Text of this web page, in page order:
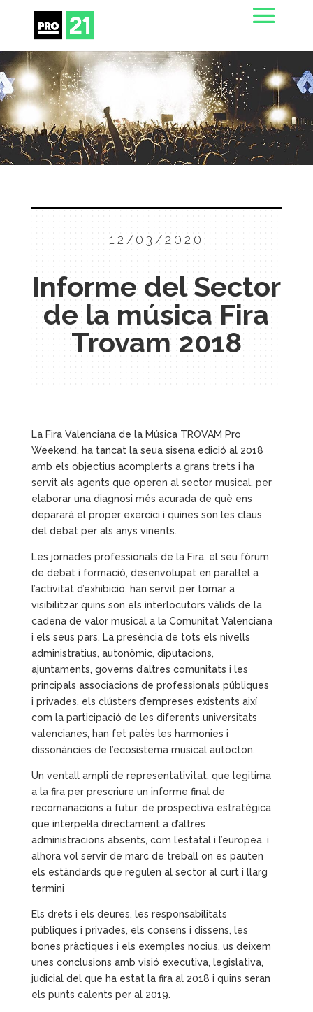
12/03/2020
Informe del Sector
de la música Fira
Trovam 2018
La Fira Valenciana de la Música TROVAM Pro
Weekend, ha tancat la seua sisena edició al 2018
amb els objectius acomplerts a grans trets i ha
servit als agents que operen al sector musical, per
elaborar una diagnosi més acurada de què ens
depararà el proper exercici i quines son les claus
del debat per als anys vinents.
Les jornades professionals de la Fira, el seu fòrum
de debat i formació, desenvolupat en paral·lel a
l’activitat d’exhibició, han servit per tornar a
visibilitzar quins son els interlocutors vàlids de la
cadena de valor musical a la Comunitat Valenciana
i els seus pars. La presència de tots els nivells
administratius, autonòmic, diputacions,
ajuntaments, governs d’altres comunitats i les
principals associacions de professionals públiques
i privades, els clústers d’empreses existents així
com la participació de les diferents universitats
valencianes, han fet palès les harmonies i
dissonàncies de l’ecosistema musical autòcton.
Un ventall ampli de representativitat, que legitima
a la fira per prescriure un informe final de
recomanacions a futur, de prospectiva estratègica
que interpel·la directament a d’altres
administracions absents, com l’estatal i l’europea, i
alhora vol servir de marc de treball on es pauten
els estàndards que regulen al sector al curt i llarg
termini
Els drets i els deures, les responsabilitats
públiques i privades, els consens i dissens, les
bones pràctiques i els exemples nocius, us deixem
unes conclusions amb visió executiva, legislativa,
judicial del que ha estat la fira al 2018 i quins seran
els punts calents per al 2019.